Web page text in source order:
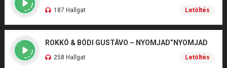
187 Hallgat Letöltés
ROKKÓ & BÓDI GUSTÁVO – NYOMJAD”NYOMJAD
258 Hallgat Letöltés